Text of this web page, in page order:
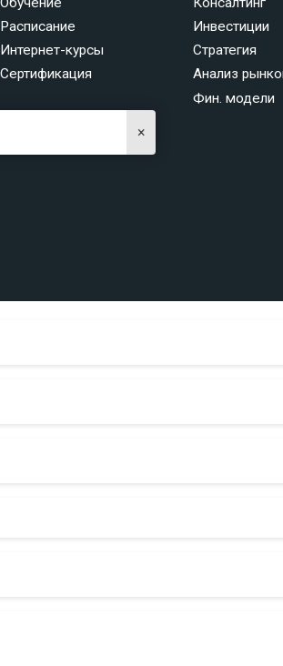
Расписание
Интернет-курсы
Сертификация
Инвестиции
Стратегия
Анализ
Фин. модели
×